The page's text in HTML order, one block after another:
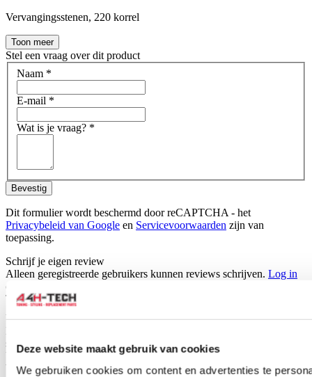
Deze website maakt gebruik van cookies
We gebruiken cookies om content en advertenties te
Vervangingsstenen, 220 korrel
Toon meer
Stel een vraag over dit product
Naam *
E-mail *
Wat is je vraag? *
Bevestig
Dit formulier wordt beschermd door reCAPTCHA - het
Privacybeleid van Google en Servicevoorwaarden zijn van
toepassing.
Schrijf je eigen review
Alleen geregistreerde gebruikers kunnen reviews schrijven. Log in
of
Toepasbaar op:
Universeel
Dit product is universeel toepasbaar. Dit betekent dat het niet
specifiek voor een bepaald automerk of model is ontworpen.
Universele producten hebben vaak een slim ontwerp waardoor ze
breed inzetbaar zijn.